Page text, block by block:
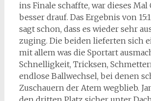
ins Finale schaffte, war dieses
besser drauf. Das Ergebnis von
sagt schon, dass es wieder sehr
zuging. Die beiden lieferten sich
mit allem was die Sportart
Schnelligkeit, Tricksen,
endlose Ballwechsel, bei denen
Zuschauern der Atem wegblieb.